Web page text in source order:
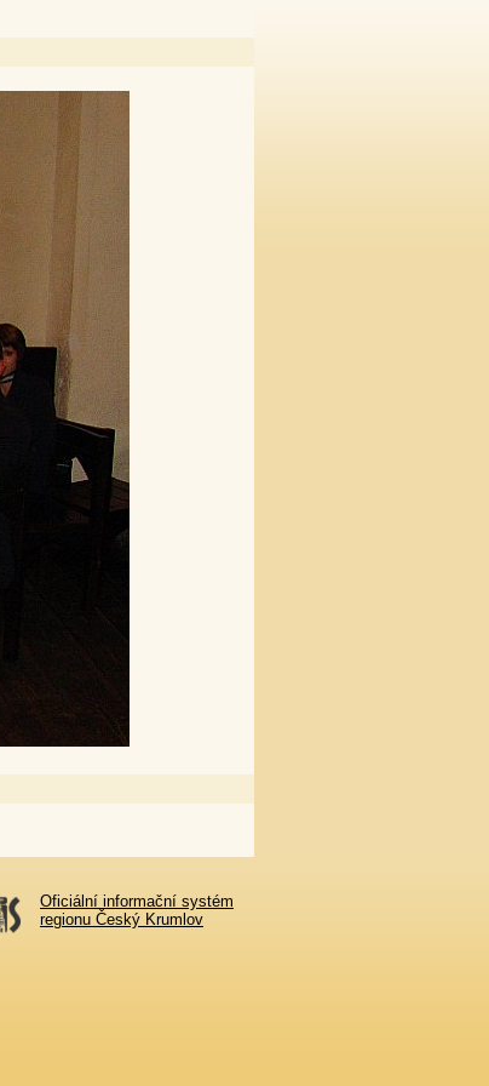
Oficiální informační systém
regionu Český Krumlov